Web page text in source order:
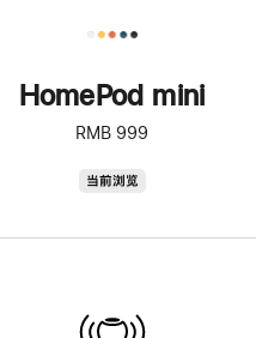
HomePod mini
RMB 999
当前浏览